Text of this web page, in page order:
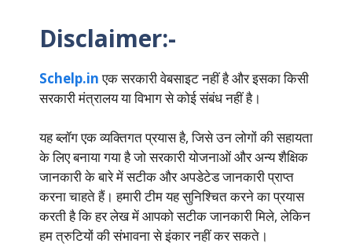
Disclaimer:-
Schelp.inएक सरकारी वेबसाइट नहीं है और इसका किसी
सरकारी मंत्रालय या विभाग से कोई संबंध नहीं है।
यह ब्लॉग एक व्यक्तिगत प्रयास है, जिसे उन लोगों की सहायता
के लिए बनाया गया है जो सरकारी योजनाओं और अन्य शैक्षिक
जानकारी के बारे में सटीक और अपडेटेड जानकारी प्राप्त
करना चाहते हैं। हमारी टीम यह सुनिश्चित करने का प्रयास
करती है कि हर लेख में आपको सटीक जानकारी मिले, लेकिन
हम त्रुटियों की संभावना से इंकार नहीं कर सकते।